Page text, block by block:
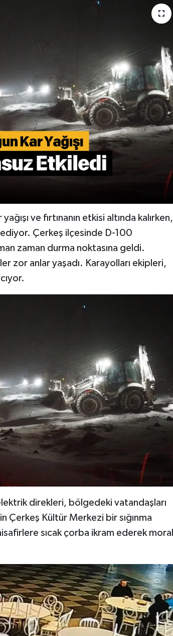
ve fırtınanın etkisi altında kalırken,
Çerkeş ilçesinde D-100
zaman durma noktasına geldi.
zor anlar yaşadı. Karayolları ekipleri,
direkleri, bölgedeki vatandaşları
Çerkeş Kültür Merkezi bir sığınma
sıcak çorba ikram ederek moral